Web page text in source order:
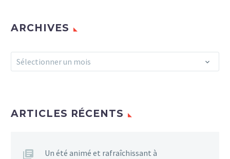
ARCHIVES
Archives
Sélectionner un mois
ARTICLES RÉCENTS
Un été animé et rafraîchissant à